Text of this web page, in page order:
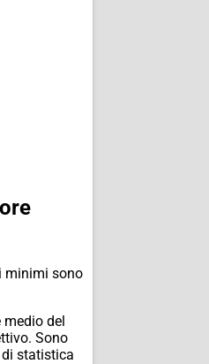
minimi sono
del
Sono
statistica